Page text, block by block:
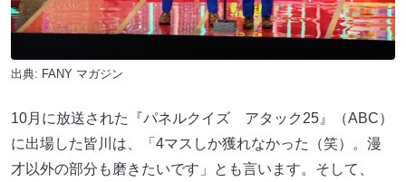
出典: FANY マガジン
10月に放送された『パネルクイズ アタック25』（ABC）
に出場した皆川は、「4マスしか獲れなかった（笑）。漫
才以外の部分も磨きたいです」とも言います。そして、